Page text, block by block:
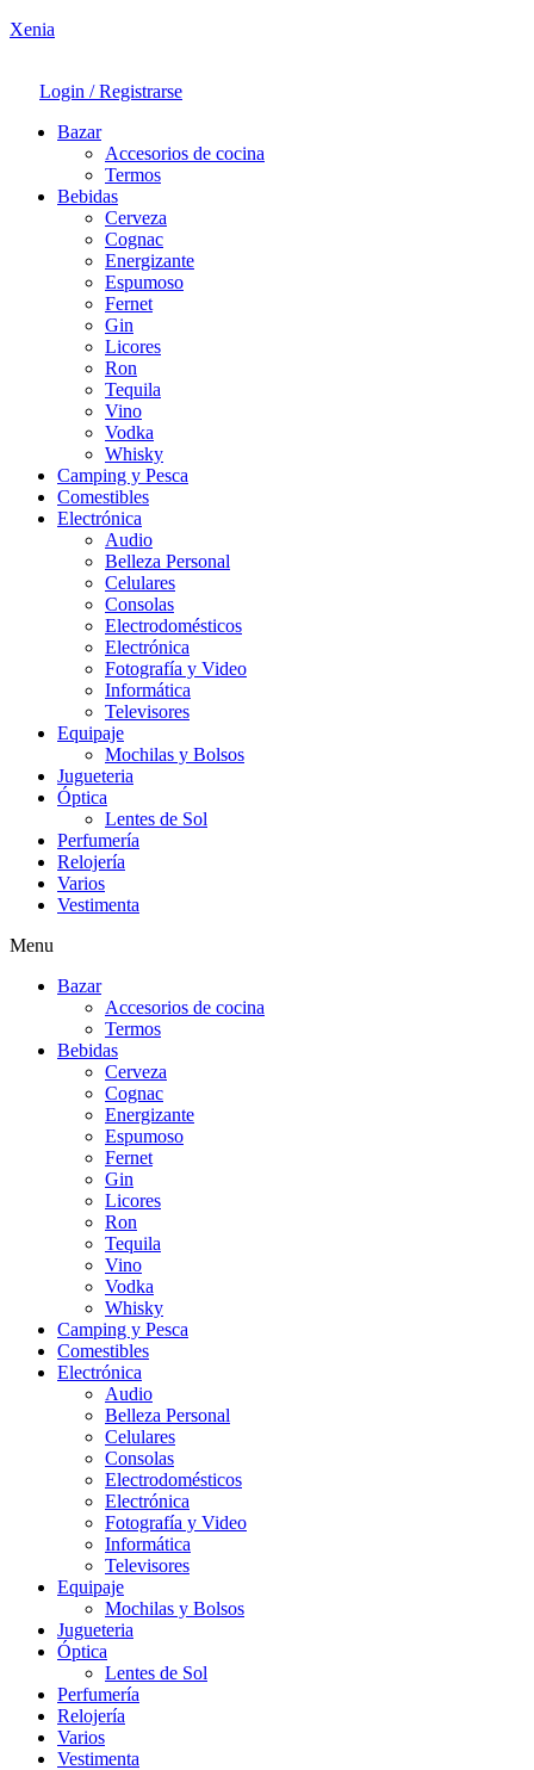
Xenia
Login / Registrarse
Bazar
Accesorios de cocina
Termos
Bebidas
Cerveza
Cognac
Energizante
Espumoso
Fernet
Gin
Licores
Ron
Tequila
Vino
Vodka
Whisky
Camping y Pesca
Comestibles
Electrónica
Audio
Belleza Personal
Celulares
Consolas
Electrodomésticos
Electrónica
Fotografía y Video
Informática
Televisores
Equipaje
Mochilas y Bolsos
Jugueteria
Óptica
Lentes de Sol
Perfumería
Relojería
Varios
Vestimenta
Menu
Bazar
Accesorios de cocina
Termos
Bebidas
Cerveza
Cognac
Energizante
Espumoso
Fernet
Gin
Licores
Ron
Tequila
Vino
Vodka
Whisky
Camping y Pesca
Comestibles
Electrónica
Audio
Belleza Personal
Celulares
Consolas
Electrodomésticos
Electrónica
Fotografía y Video
Informática
Televisores
Equipaje
Mochilas y Bolsos
Jugueteria
Óptica
Lentes de Sol
Perfumería
Relojería
Varios
Vestimenta